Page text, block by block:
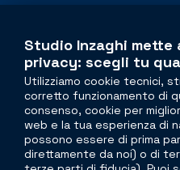
Contacts
The legal side ofreal
Torre Velasca
Piazza Velasca, 5
Studio Inzaghi
privacy: scegli tu
Utilizziamo cookie tecnici,
corretto funzionamento di
consenso, cookie per
web e la tua esperienza di
possono essere di prima
direttamente da noi) o di